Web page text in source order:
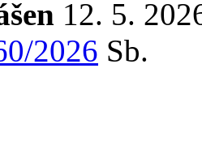
12. 5.
2026 Sb.